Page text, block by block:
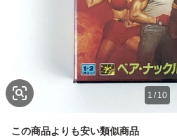
1 / 10
この商品よりも安い類似商品